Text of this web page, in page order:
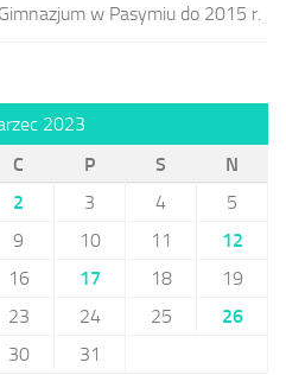
w Pasymiu do 2015 r.
2023
C P S
N
2 3 4
5
9 10 11
12
16 17 18
19
23 24 25
26
30
31